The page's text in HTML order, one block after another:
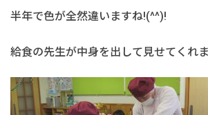
半年で色が全然違いますね!(^^)!
給食の先生が中身を出して見せてくれ